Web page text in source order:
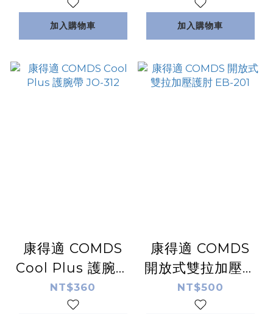
加入購物車 加入購物車
康得適 COMDS
Cool Plus 護腕帶
JO-312
NT$360
康得適 COMDS
開放式雙拉加壓護
肘 EB-201
NT$500